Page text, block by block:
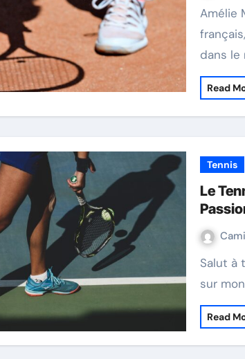
Amélie Mauresmo, une icône du tennis
dans le
Read
Tennis
Le
Salut à tous les fans de tennis et bienvenue
sur
Read